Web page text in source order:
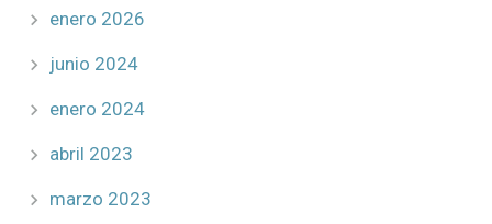
enero 2026
junio 2024
enero 2024
abril 2023
marzo 2023